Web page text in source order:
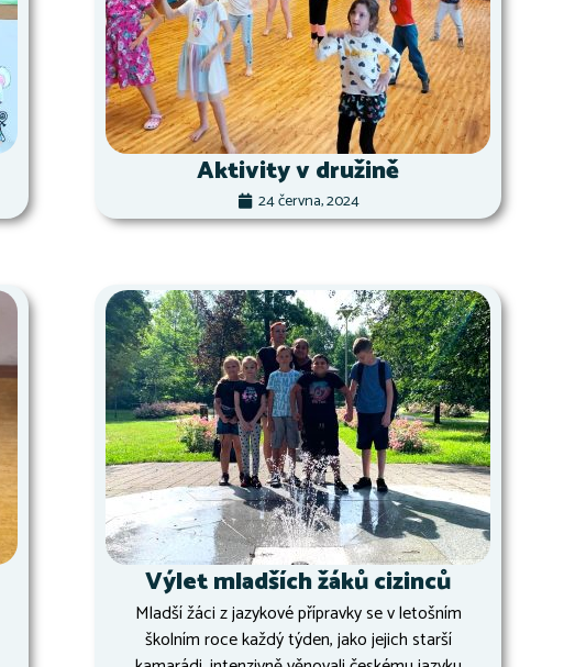
Aktivity v družině
24 června, 2024
Výlet mladších žáků cizinců
Mladší žáci z jazykové přípravky se v letošním
školním roce každý týden, jako jejich starší